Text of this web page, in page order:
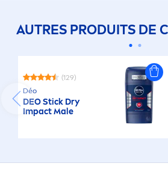
AUTRES PRODUITS DE
(129)
Déo
DEO Stick Dry
Impact Male